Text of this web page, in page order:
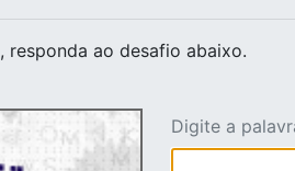
, responda ao desafio abaixo.
Digite a